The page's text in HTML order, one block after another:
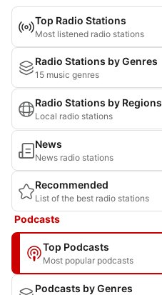
Top Radio Stations
Most listened radio stations
Radio Stations by Genres
15 music genres
Radio Stations by Regions
Local radio stations
News
News radio stations
Recommended
List of the best radio stations
Podcasts
Top Podcasts
Most popular podcasts
Podcasts by Genres